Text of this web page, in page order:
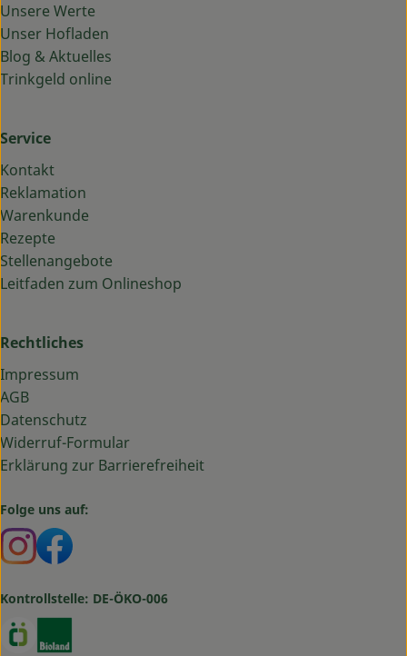
Unsere Werte
Unser Hofladen
Blog & Aktuelles
Trinkgeld online
Service
Kontakt
Reklamation
Warenkunde
Rezepte
Stellenangebote
Leitfaden zum Onlineshop
Rechtliches
Impressum
AGB
Datenschutz
Widerruf-Formular
Erklärung zur Barrierefreiheit
Folge uns auf:
Externer Link zu https://www.instagram.com/
Externer Link zu https://www.facebook.com/
Kontrollstelle: DE-ÖKO-006